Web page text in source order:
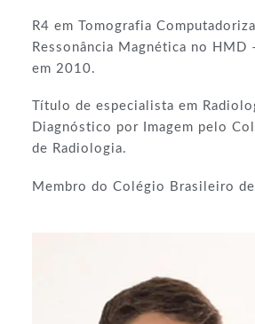
R4 em Tomografia
Ressonância Magnética no HMD
em 2010.
Título de especialista em
Diagnóstico por Imagem pelo
de Radiologia.
Membro do Colégio Brasileiro